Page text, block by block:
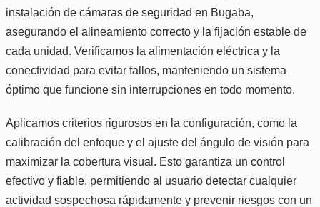
instalación de cámaras de seguridad en Bugaba,
asegurando el alineamiento correcto y la fijación estable de
cada unidad. Verificamos la alimentación eléctrica y la
conectividad para evitar fallos, manteniendo un sistema
óptimo que funcione sin interrupciones en todo momento.
Aplicamos criterios rigurosos en la configuración, como la
calibración del enfoque y el ajuste del ángulo de visión para
maximizar la cobertura visual. Esto garantiza un control
efectivo y fiable, permitiendo al usuario detectar cualquier
actividad sospechosa rápidamente y prevenir riesgos con un